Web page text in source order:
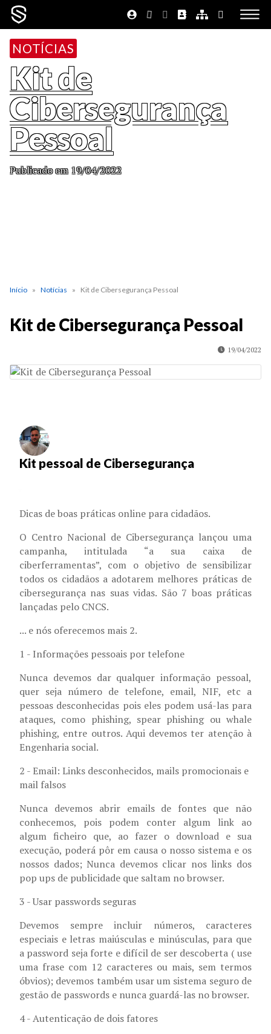
NOTÍCIAS
Kit de
Cibersegurança
Pessoal
Publicado em 19/04/2022
Início Notícias Kit de Cibersegurança Pessoal
Kit de Cibersegurança Pessoal
19/04/2022
Kit pessoal de Cibersegurança
Dicas de boas práticas online para cidadãos.
O Centro Nacional de Cibersegurança lançou uma
campanha, intitulada “a sua caixa de
ciberferramentas”, com o objetivo de sensibilizar
todos os cidadãos a adotarem melhores práticas de
cibersegurança nas suas vidas. São 7 boas práticas
lançadas pelo CNCS.
... e nós oferecemos mais 2.
1 - Informações pessoais por telefone
Nunca devemos dar qualquer informação pessoal,
quer seja número de telefone, email, NIF, etc a
pessoas desconhecidas pois eles podem usá-las para
ataques, como phishing, spear phishing ou whale
phishing, entre outros. Aqui devemos ter atenção à
Engenharia social.
2 - Email: Links desconhecidos, mails promocionais e
mail falsos
Nunca devemos abrir emails de fontes que não
conhecemos, pois podem conter algum link ao
algum ficheiro que, ao fazer o download e sua
execução, poderá pôr em causa o nosso sistema e os
nossos dados; Nunca devemos clicar nos links dos
pop ups de publicidade que saltam no browser.
3 - Usar passwords seguras
Devemos sempre incluir números, caracteres
especiais e letras maiúsculas e minúsculas, para que
a password seja forte e difícil de ser descoberta ( use
uma frase com 12 caracteres ou mais, sem termos
óbvios); devemos também usar um sistema seguro de
gestão de passwords e nunca guardá-las no browser.
4 - Autenticação de dois fatores